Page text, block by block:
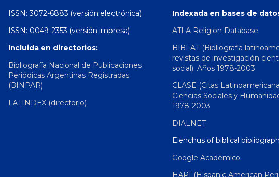
ISSN: 3072-6883 (versión electrónica)
ISSN: 0049-2353 (versión impresa)
Incluida en directorios:
Bibliografía Nacional de Publicaciones
Periódicas Argentinas Registradas
(BINPAR)
LATINDEX (directorio)
Indexada en bases de
ATLA Religion Database
BIBLAT (Bibliografía
revistas de investigación
social). Años 1978-2003
CLASE (Citas
Ciencias Sociales y
1978-2003
DIALNET
Elenchus of biblical
Google Académico
HAPI (Hispanic American